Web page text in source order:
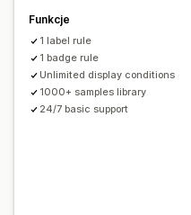
Pozycja automatyczna
Strona główna
Strona wyszukiwania
Funkcje
1 label rule
1 badge rule
Unlimited display conditions
1000+ samples library
24/7 basic support